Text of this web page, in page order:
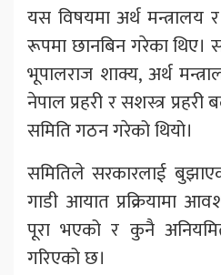
यस विषयमा अर्थ मन्त्रालय
रूपमा छानबिन गरेका थिए।
भूपालराज शाक्य, अर्थ
नेपाल प्रहरी र सशस्त्र प्रहरी
समिति गठन गरेको थियो।
समितिले सरकारलाई
गाडी आयात प्रक्रियामा
पूरा भएको र कुनै
गरिएको छ।